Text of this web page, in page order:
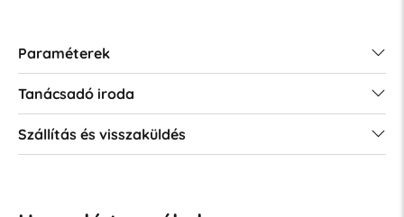
Paraméterek
Tanácsadó iroda
Szállítás és visszaküldés